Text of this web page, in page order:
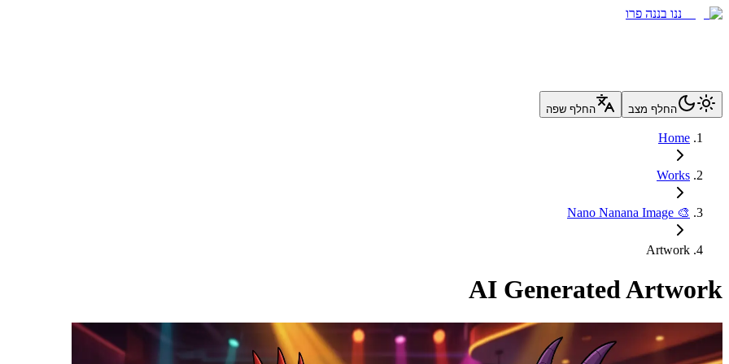
ננו בננה פרו
החלף מצב החלף שפה
Home
Works
🎨 Nano Nanana Image
Artwork
AI Generated Artwork